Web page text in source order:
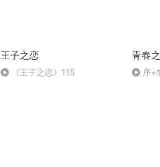
王子之恋
《王子之恋》115
青春
序+